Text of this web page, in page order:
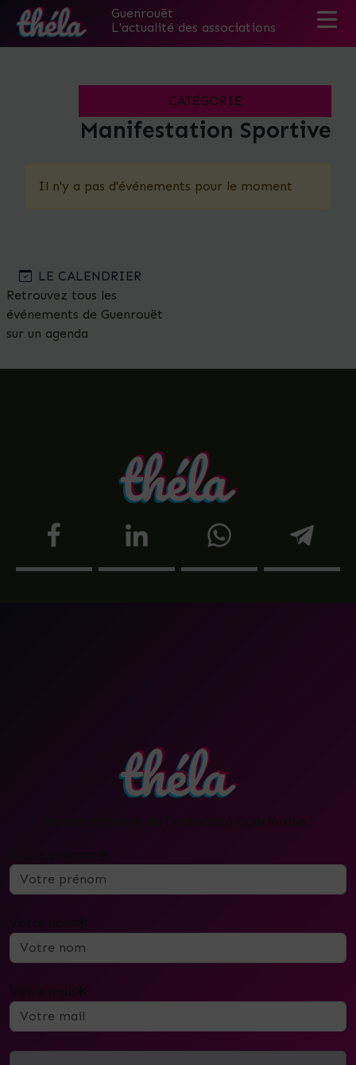
Guenrouët
L'actualité des associations
CATÉGORIE
Manifestation Sportive
Il n'y a pas d'événements pour le moment
LE CALENDRIER
Retrouvez tous les
événements de Guenrouët
sur un agenda
Restez informé de l'actualité guérinoise !